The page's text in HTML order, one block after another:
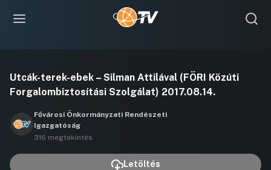
lejátszása
Utcák-terek-ebek – Silman Attilával (FÖRI Közúti
Forgalombiztosítási Szolgálat) 2017.08.14.
Fővárosi Önkormányzati Rendészeti
Igazgatóság
316 megtekintés
Letöltés